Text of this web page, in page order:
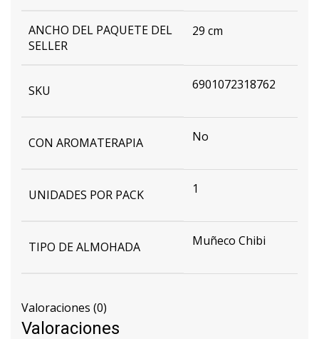
ANCHO DEL PAQUETE DEL
SELLER
29 cm
SKU 6901072318762
CON AROMATERAPIA No
UNIDADES POR PACK 1
TIPO DE ALMOHADA Muñeco Chibi
Valoraciones (0)
Valoraciones